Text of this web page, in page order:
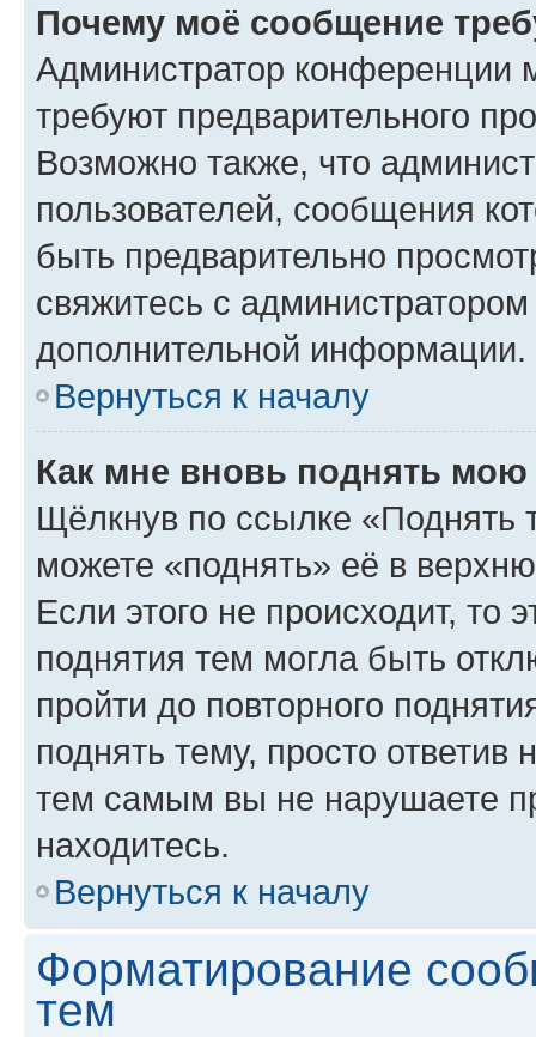
Почему моё сообщение
Администратор конференции
требуют предварительного
Возможно также, что
пользователей, сообщения
быть предварительно
свяжитесь с
дополнительной информации.
Вернуться к началу
Как мне вновь поднять мою
Щёлкнув по ссылке «Поднять
можете «поднять» её в
Если этого не происходит, то
поднятия тем могла быть
пройти до повторного
поднять тему, просто ответив
тем самым вы не нарушаете
находитесь.
Вернуться к началу
Форматирование
тем